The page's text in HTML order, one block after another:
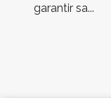
garantir sa...